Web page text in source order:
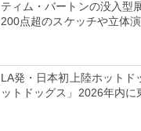
ティム・バートンの没入型
200点超のスケッチや立体
LA発・日本初上陸ホットド
ットドッグス」2026年内に